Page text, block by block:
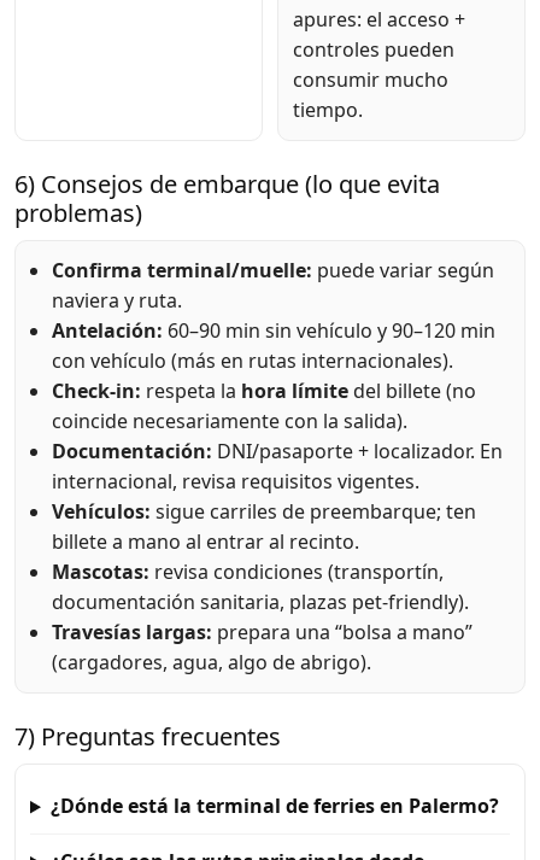
apures: el acceso +
controles pueden
consumir mucho
tiempo.
6) Consejos de embarque (lo que evita
problemas)
Confirma terminal/muelle: puede variar según
naviera y ruta.
Antelación: 60–90 min sin vehículo y 90–120 min
con vehículo (más en rutas internacionales).
Check-in: respeta la hora límitedel billete (no
coincide necesariamente con la salida).
Documentación: DNI/pasaporte + localizador. En
internacional, revisa requisitos vigentes.
Vehículos: sigue carriles de preembarque; ten
billete a mano al entrar al recinto.
Mascotas: revisa condiciones (transportín,
documentación sanitaria, plazas pet-friendly).
Travesías largas: prepara una “bolsa a mano”
(cargadores, agua, algo de abrigo).
7) Preguntas frecuentes
¿Dónde está la terminal de ferries en Palermo?